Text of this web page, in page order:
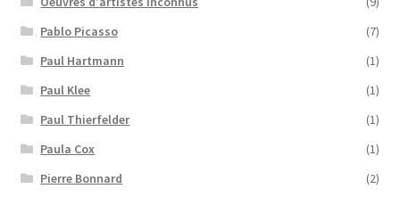
Pablo Picasso
(7)
Paul Hartmann
(1)
Paul Klee
(1)
Paul Thierfelder
(1)
Paula Cox
(1)
Pierre Bonnard
(2)